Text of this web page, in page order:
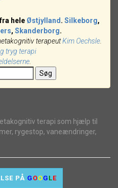
hele Østjylland . Silkeborg,
, Skanderborg.
terapeutKim Oechsle
tryg terapi
Søg
terapi som hjælp til
rygestop, vaneændringer,
PÅ G OOG LE